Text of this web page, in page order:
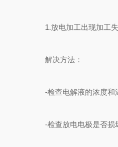
1.放电加工出现加工失
解决方法：
-检查电解液的浓度和温
-检查放电电极是否损坏